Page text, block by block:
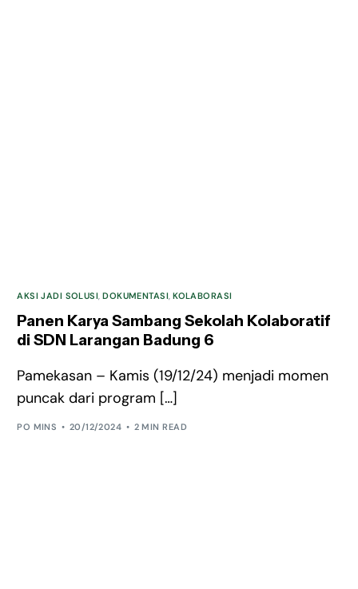
AKSI JADI SOLUSI,DOKUMENTASI,KOLABORASI
Panen Karya Sambang Sekolah Kolaboratif
di SDN Larangan Badung 6
Pamekasan – Kamis (19/12/24) menjadi momen
puncak dari program […]
PO MINS 20/12/2024 2 MIN READ